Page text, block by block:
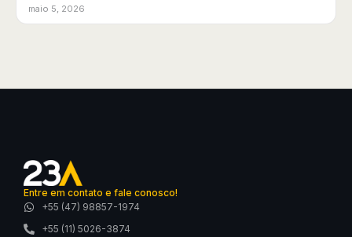
maio 5, 2026
Entre em contato e fale conosco!
+55 (47) 98857-1974
+55 (11) 5026-3874